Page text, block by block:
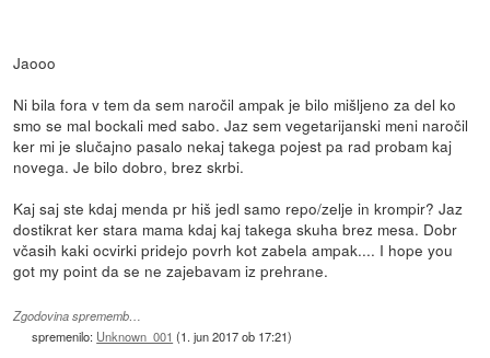
Jaooo
Ni bila fora v tem da sem naročil ampak je bilo mišljeno za del ko
smo se mal bockali med sabo. Jaz sem vegetarijanski meni naročil
ker mi je slučajno pasalo nekaj takega pojest pa rad probam kaj
novega. Je bilo dobro, brez skrbi.
Kaj saj ste kdaj menda pr hiš jedl samo repo/zelje in krompir? Jaz
dostikrat ker stara mama kdaj kaj takega skuha brez mesa. Dobr
včasih kaki ocvirki pridejo povrh kot zabela ampak.... I hope you
got my point da se ne zajebavam iz prehrane.
Zgodovina sprememb…
spremenilo: Unknown_001 (1. jun 2017 ob 17:21)